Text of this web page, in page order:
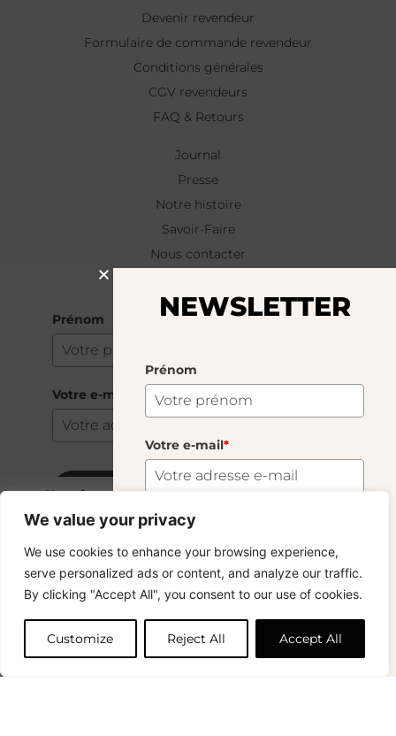
We value your privacy
We use cookies to enhance your browsing experience,
serve personalized ads or content, and analyze our traffic.
By clicking "Accept All", you consent to our use of cookies.
Customize Reject All Accept All
Candle Ring Square Miel
Devenir revendeur
Formulaire de commande revendeur
Conditions générales
CGV revendeurs
FAQ & Retours
Journal
Presse
Notre histoire
Savoir-Faire
Nous contacter
Prénom
Votre e-mail
S'abonner
Copyright © 2024 – © La Soufflerie.
Toutes les créations, tous les designs et tous les contenus sont
protégés par le droit d’auteur et le droit des marques.
Photos non contractuelles.
NEWSLETTER
Prénom
Votre e-mail*
Vous voulez rester informé ? Inscrivez-vous